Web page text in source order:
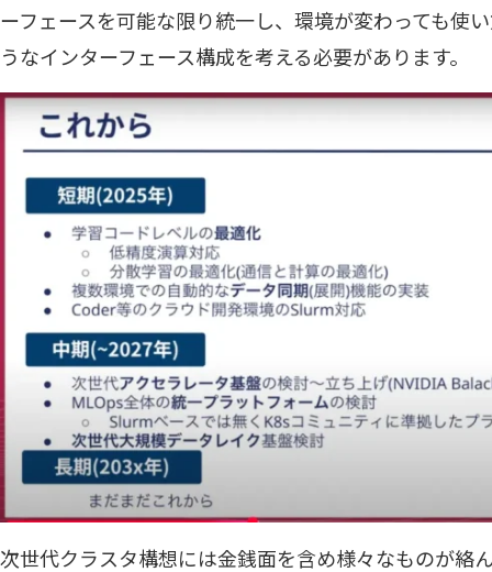
ーフェースを可能な限り統一し、環境が変わっても使
うなインターフェース構成を考える必要があります。
次世代クラスタ構想には金銭面を含め様々なものが絡